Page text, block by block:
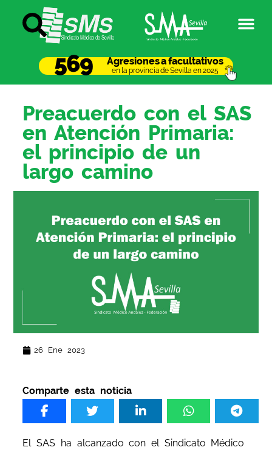
Agresiones a facultativos
en la provincia de Sevilla en 2025
569
Preacuerdo con el SAS
en Atención Primaria:
el principio de un
largo camino
26 Ene 2023
Comparte esta noticia
El SAS ha alcanzado con el Sindicato Médico